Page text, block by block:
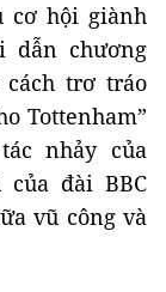
cơ hội giành
dẫn chương
trơ tráo
Tottenham”
nhảy của
đài BBC
vũ công và